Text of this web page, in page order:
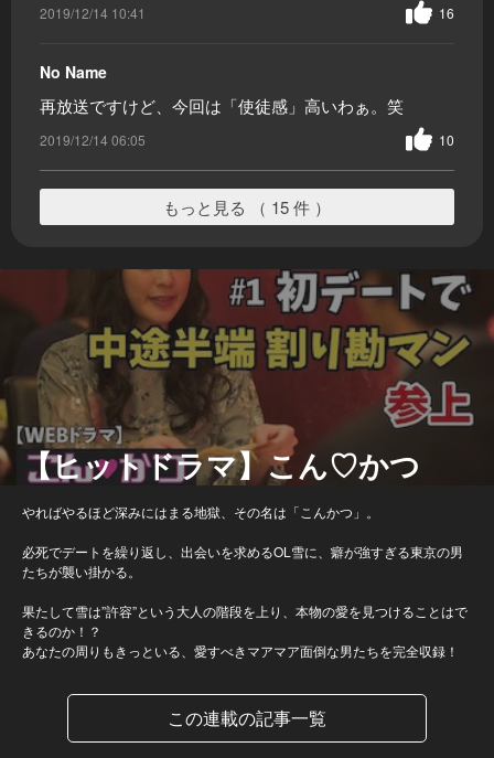
2019/12/14 10:41 16
No Name
再放送ですけど、今回は「使徒感」高いわぁ。笑
2019/12/14 06:05 10
もっと見る （ 15 件 ）
【ヒットドラマ】こん♡かつ
やればやるほど深みにはまる地獄、その名は「こんかつ」。
必死でデートを繰り返し、出会いを求めるOL雪に、癖が強すぎる東京の男
たちが襲い掛かる。
果たして雪は”許容”という大人の階段を上り、本物の愛を見つけることはで
きるのか！？
あなたの周りもきっといる、愛すべきマアマア面倒な男たちを完全収録！
この連載の記事一覧